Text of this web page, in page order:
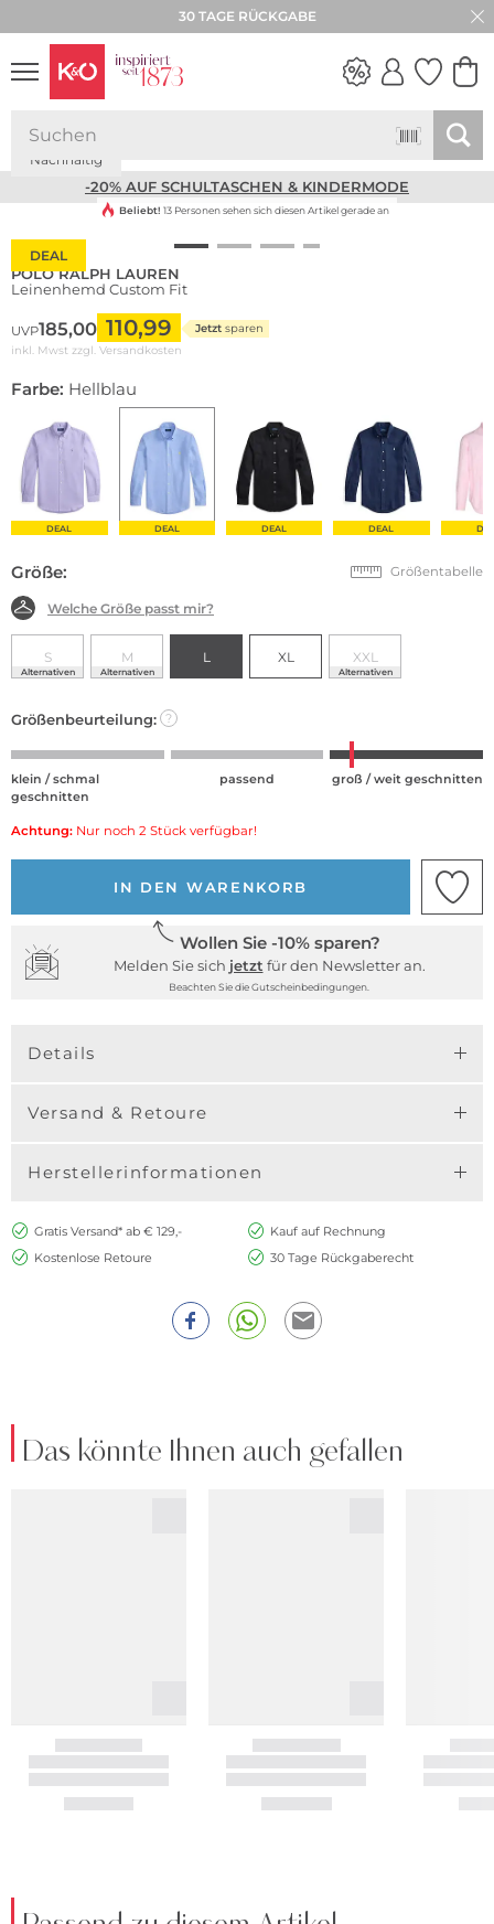
30 TAGE RÜCKGABE
NEW IN
-20% AUF SCHULTASCHEN & KINDERMODE
DEAL
Nachhaltig
Beliebt! 13 Personen sehen sich diesen Artikel gerade an
POLO RALPH LAUREN
Leinenhemd Custom Fit
UVP185,00 110,99 Jetzt sparen
inkl. Mwst zzgl. Versandkosten
Farbe: Hellblau
DEAL DEAL DEAL DEAL
Größe: Größentabelle
Welche Größe passt mir?
S
Alternativen
M
Alternativen
L XL XXL
Alternativen
Größenbeurteilung: ?
klein / schmal
geschnitten
passend groß / weit geschnitten
Achtung: Nur noch 2 Stück verfügbar!
IN DEN WARENKORB
Wollen Sie -10% sparen?
Melden Sie sich jetzt für den Newsletter an.
Beachten Sie die Gutscheinbedingungen.
Details
Versand & Retoure
Herstellerinformationen
Gratis Versand* ab € 129,-
Kauf auf Rechnung
Kostenlose Retoure
30 Tage Rückgaberecht
Das könnte Ihnen auch gefallen